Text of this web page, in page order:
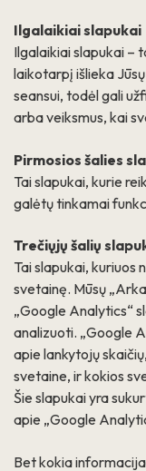
Ilgalaikiai slapukai
Ilgalaikiai slapukai –
laikotarpį išlieka
seansui, todėl gali
arba veiksmus, kai
Pirmosios šalies
Tai slapukai, kurie
galėtų tinkamai
Trečiųjų šalių
Tai slapukai, kuriuos
svetainę. Mūsų
„Google Analytics“
analizuoti. „Google
apie lankytojų
svetaine, ir kokios
Šie slapukai yra
apie „Google
Bet kokia